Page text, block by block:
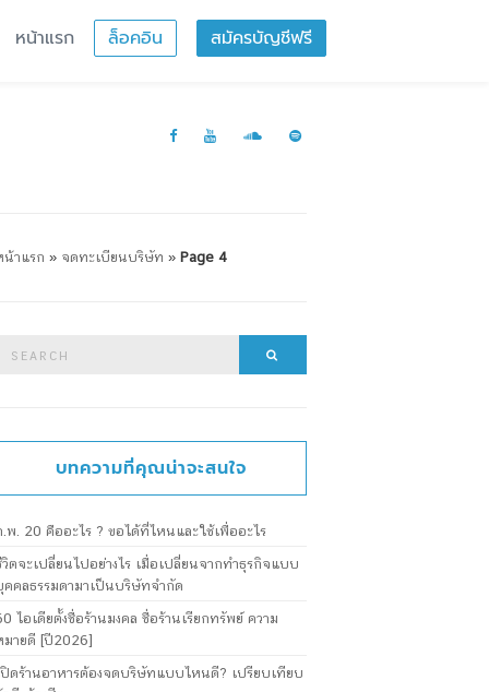
หน้าแรก ล็อคอิน สมัครบัญชีฟรี
น้าแรก » จดทะเบียนบริษัท » Page 4
บทความที่คุณน่าจะสนใจ
.พ. 20 คืออะไร ? ขอได้ที่ไหนและใช้เพื่ออะไร
วิตจะเปลี่ยนไปอย่างไร เมื่อเปลี่ยนจากทำธุรกิจแบบ
คคลธรรมดามาเป็นบริษัทจำกัด
ไอเดียตั้งชื่อร้านมงคล ชื่อร้านเรียกทรัพย์ ความ
มายดี [ปี2026]
ปิดร้านอาหารต้องจดบริษัทแบบไหนดี? เปรียบเทียบ